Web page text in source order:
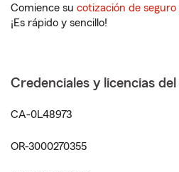
Comience su cotización de
¡Es rápido y sencillo!
Credenciales y licencias
CA-0L48973
OR-3000270355